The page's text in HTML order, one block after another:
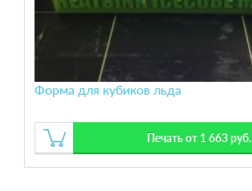
Форма для кубиков льда
Печать от 1 663 руб.